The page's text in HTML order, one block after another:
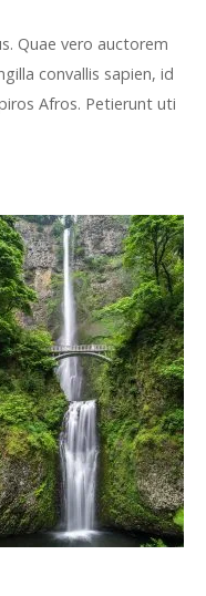
Quae vero auctorem
convallis sapien, id
Afros. Petierunt uti